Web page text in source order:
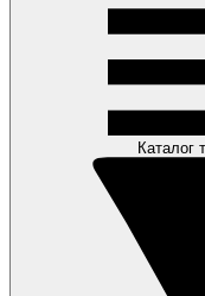
Каталог